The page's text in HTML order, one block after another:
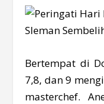
Bertempat di
7,8, dan 9
masterchef.